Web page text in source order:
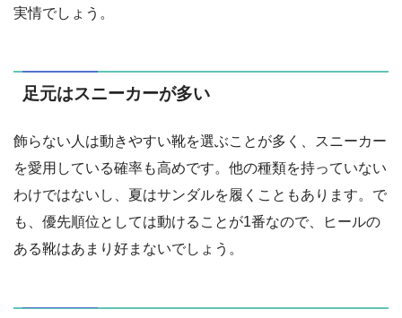
実情でしょう。
足元はスニーカーが多い
飾らない人は動きやすい靴を選ぶことが多く、スニーカー
を愛用している確率も高めです。他の種類を持っていない
わけではないし、夏はサンダルを履くこともあります。で
も、優先順位としては動けることが1番なので、ヒールの
ある靴はあまり好まないでしょう。